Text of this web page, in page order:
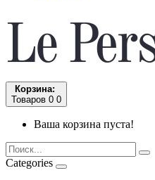
Корзина:
Товаров 0 0
Ваша корзина пуста!
Categories